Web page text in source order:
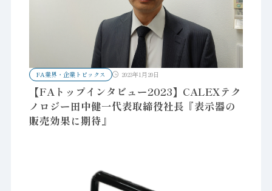
FA業界・企業トピックス 2023年1月20日
【FAトップインタビュー2023】CALEXテク
ノロジー田中健一代表取締役社長『表示器の
販売効果に期待』